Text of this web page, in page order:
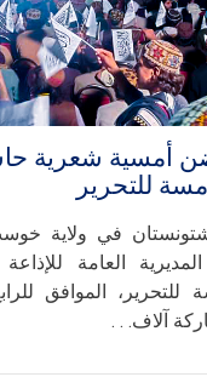
أمسية شعرية
للتحرير
في ولاية
العامة للإذاعة
للتحرير، الموافق
آلاف. . .